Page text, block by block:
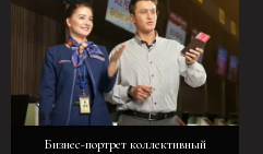
Бизнес-портрет коллективный